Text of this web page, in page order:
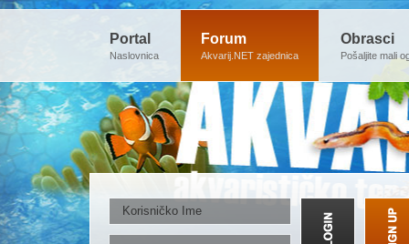
Portal
Naslovnica
Forum
Akvarij.NET zajednica
Obrasci
Pošaljite mali